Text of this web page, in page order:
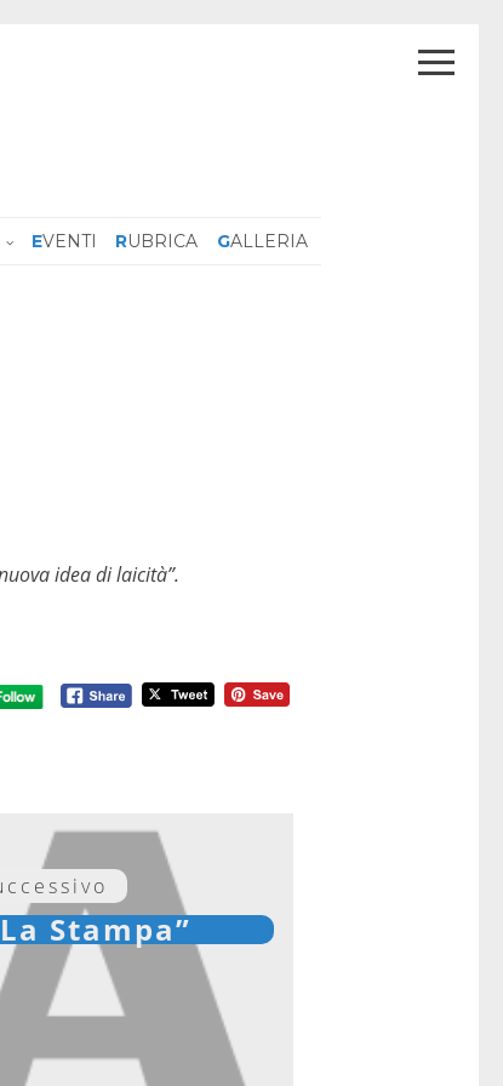
EVENTI RUBRICA GALLERIA
idea di laicità”.
Stampa”